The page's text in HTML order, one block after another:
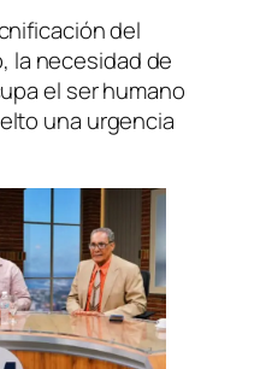
del
la necesidad de
el ser humano
una urgencia